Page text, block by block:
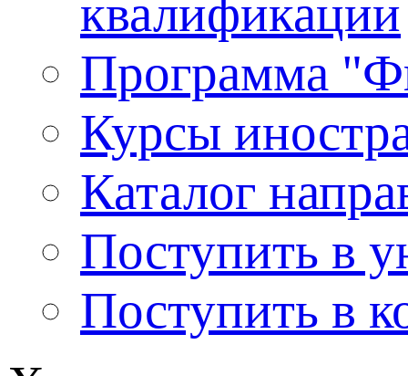
квалификации
Программа
Курсы
Каталог
Поступить в
Поступить в